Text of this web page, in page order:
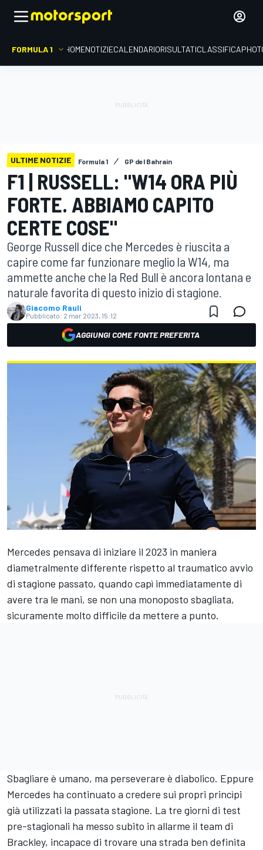
FORMULA 1 HOMENOTIZIECALENDARIORISULTATICLASSIFICA
ULTIME NOTIZIE Formula 1 GP del Bahrain
F1 | RUSSELL: "W14 ORA PIÙ
FORTE. ABBIAMO CAPITO
CERTE COSE"
George Russell dice che Mercedes è riuscita a
capire come far funzionare meglio la W14, ma
ammette anche che la Red Bull è ancora lontana e
naturale favorita di questo inizio di stagione.
Giacomo Rauli
Pubblicato: 2 mar 2023, 15:12
AGGIUNGI COME FONTE PREFERITA
Mercedes pensava di iniziare il 2023 in maniera
diametralmente differente rispetto al traumatico avvio
di stagione passato, quando capì immediatamente di
avere tra le mani, se non una monoposto sbagliata,
sicuramente molto difficile da mettere a punto.
Sbagliare è umano, ma perseverare è diabolico. Eppure
Mercedes ha continuato a credere sui propri princìpi
già utilizzati la passata stagione. La tre giorni di test
pre-stagionali ha messo subito in allarme il team di
Brackley, incapace di trovare una strada ben definita